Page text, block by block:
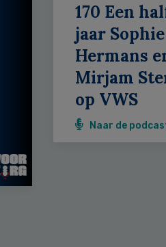
170 Een
jaar Sophie
Hermans
Mirjam
op VWS
Naar de